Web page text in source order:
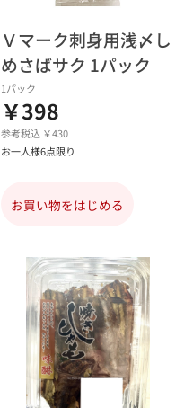
Ｖマーク刺身用浅〆し
めさばサク 1パック
1パック
￥398
参考税込 ￥430
お一人様6点限り
お買い物をはじめる